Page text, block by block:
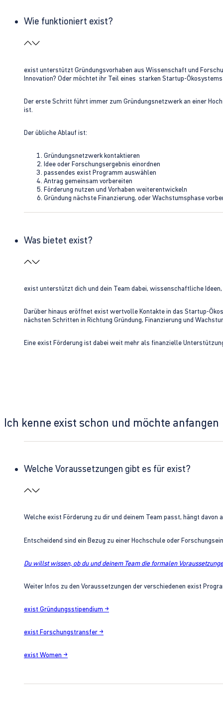
Wie funktioniert exist?
exist unterstützt Gründungsvorhaben aus Wissenschaft und
Innovation? Oder möchtet ihr Teil eines starken Startup-
Der erste Schritt führt immer zum Gründungsnetzwerk an einer
ist.
Der übliche Ablauf ist:
Gründungsnetzwerk kontaktieren
Idee oder Forschungsergebnis einordnen
passendes exist Programm auswählen
Antrag gemeinsam vorbereiten
Förderung nutzen und Vorhaben weiterentwickeln
Gründung nächste Finanzierung, oder Wachstumsphase
Was bietet exist?
exist unterstützt dich und dein Team dabei, wissenschaftliche
Darüber hinaus eröffnet exist wertvolle Kontakte in das Startup-
nächsten Schritten in Richtung Gründung, Finanzierung und
Eine exist Förderung ist dabei weit mehr als finanzielle
Ich kenne exist schon und möchte anfangen
Welche Voraussetzungen gibt es für exist?
Welche exist Förderung zu dir und deinem Team passt, hängt
Entscheidend sind ein Bezug zu einer Hochschule oder
Du willst wissen, ob du und deinem Team die formalen
Weiter Infos zu den Voraussetzungen der verschiedenen exist
exist Gründungsstipendium →
exist Forschungstransfer →
exist Women →